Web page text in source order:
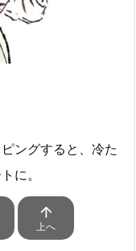
ングすると、冷た
に。

上へ